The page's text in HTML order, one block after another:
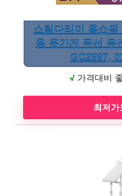
스팀다리미 홈쇼
용 옷가게 무선 유
GC2997,
√가격대비
최저가